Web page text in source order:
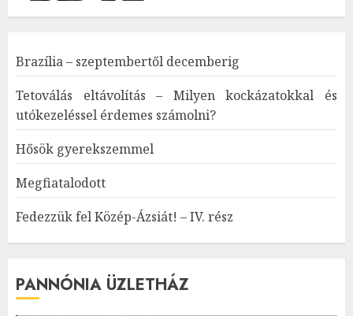
Brazília – szeptembertől decemberig
Tetoválás eltávolítás – Milyen kockázatokkal és
utókezeléssel érdemes számolni?
Hősök gyerekszemmel
Megfiatalodott
Fedezzük fel Közép-Ázsiát! – IV. rész
PANNÓNIA ÜZLETHÁZ